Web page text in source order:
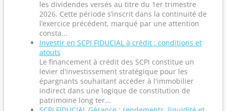
les dividendes versés au titre du 1er trimestre
2026. Cette période s’inscrit dans la continuité de
l’exercice précédent, marqué par une attention
consta...
Investir en SCPI FIDUCIAL à crédit : conditions et
atouts
Le financement à crédit des SCPI constitue un
levier d'investissement stratégique pour les
épargnants souhaitant accéder à l'immobilier
indirect dans une logique de constitution de
patrimoine long ter...